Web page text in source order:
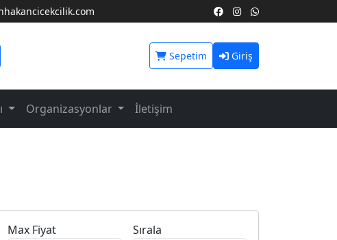
Sepetim Giriş
Organizasyonlar İletişim
Max Fiyat Sırala